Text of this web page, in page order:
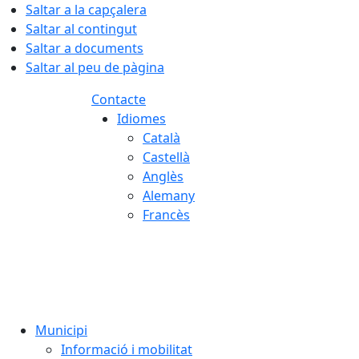
Saltar a la capçalera
Saltar al contingut
Saltar a documents
Saltar al peu de pàgina
Contacte
Idiomes
Català
Castellà
Anglès
Alemany
Francès
Municipi
Informació i mobilitat